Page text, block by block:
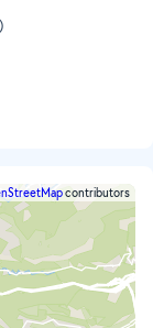
contributors